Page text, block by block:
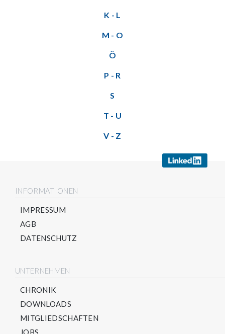
K - L
M - O
Ö
P - R
S
T - U
V - Z
INFORMATIONEN
IMPRESSUM
AGB
DATENSCHUTZ
UNTERNEHMEN
CHRONIK
DOWNLOADS
MITGLIEDSCHAFTEN
JOBS